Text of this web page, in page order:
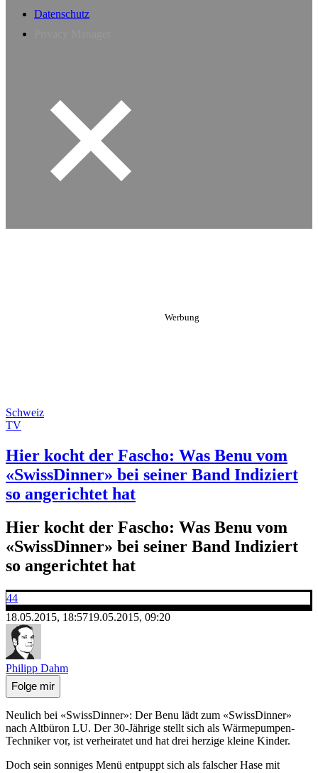
Datenschutz
Schweiz
TV
Hier kocht der Fascho: Was Benu vom
«SwissDinner» bei seiner Band Indiziert
so angerichtet hat
Hier kocht der Fascho: Was Benu vom
«SwissDinner» bei seiner Band Indiziert
so angerichtet hat
44
18.05.2015, 18:5719.05.2015, 09:20
Philipp Dahm
Folge mir
Neulich bei «SwissDinner»: Der Benu lädt zum «SwissDinner»
nach Altbüron LU. Der 30-Jährige stellt sich als Wärmepumpen-
Techniker vor, ist verheiratet und hat drei herzige kleine Kinder.
Doch sein sonniges Menü entpuppt sich als falscher Hase mit